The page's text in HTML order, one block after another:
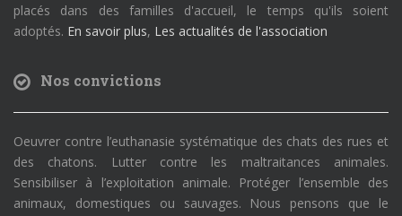
placés dans des familles d'accueil, le temps qu'ils soient
adoptés. En savoir plus, Les actualités de l'association
Nos convictions
Oeuvrer contre l’euthanasie systématique des chats des rues et
des chatons. Lutter contre les maltraitances animales.
Sensibiliser à l’exploitation animale. Protéger l’ensemble des
animaux, domestiques ou sauvages. Nous pensons que le